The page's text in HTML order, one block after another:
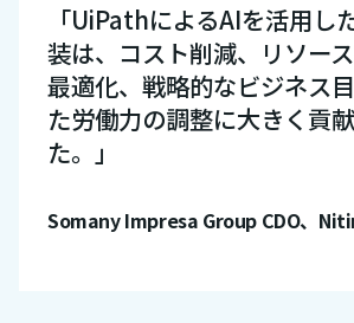
「UiPathによるAIを活用し
装は、コスト削減、リソー
最適化、戦略的なビジネス
た労働力の調整に大きく貢
た。」
Somany Impresa Group CDO、